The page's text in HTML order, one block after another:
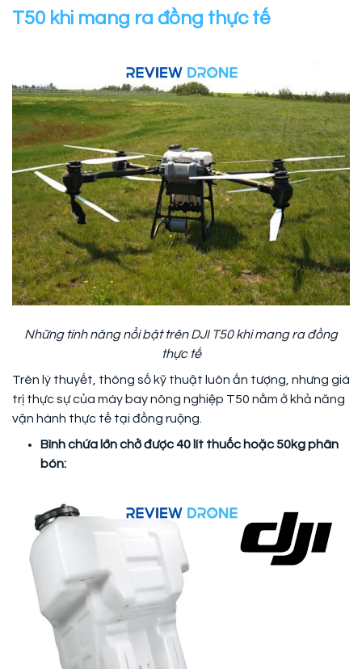
T50 khi mang ra đồng thực tế
Những tính năng nổi bật trên DJI T50 khi mang ra đồng
thực tế
Trên lý thuyết, thông số kỹ thuật luôn ấn tượng, nhưng giá
trị thực sự của máy bay nông nghiệp T50 nằm ở khả năng
vận hành thực tế tại đồng ruộng.
Bình chứa lớn chở được 40 lít thuốc hoặc 50kg phân
bón: